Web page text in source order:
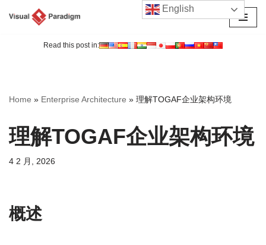
Read this post in:
Home » Enterprise Architecture » 理解TOGAF企业架构环境
理解TOGAF企业架构环境
4 2 月, 2026
概述
English